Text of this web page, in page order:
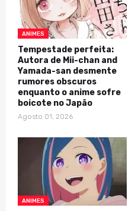
ANIMES
Tempestade perfeita:
Autora de Mii-chan and
Yamada-san desmente
rumores obscuros
enquanto o anime sofre
boicote no Japão
Agosto 01, 2026
ANIMES